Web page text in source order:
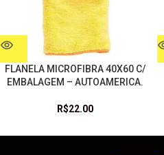
FLANELA MICROFIBRA 40X60 C/
EMBALAGEM – AUTOAMERICA.
R$22.00